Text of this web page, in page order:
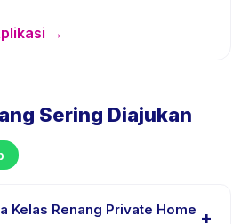
→
Sering Diajukan
Kelas Renang Private Home +